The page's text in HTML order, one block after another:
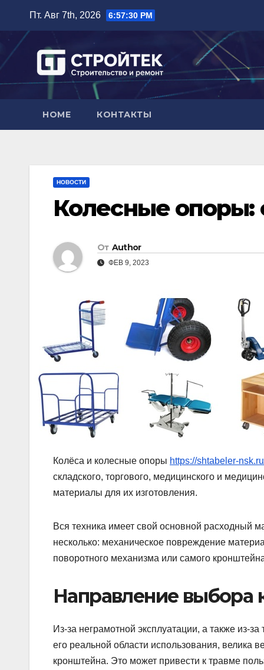
содержимому
Пт. Авг 7th, 2026 6:57:31 PM
HOME КОНТАКТЫ
НОВОСТИ
Колесные опоры:
От Author
ФЕВ 9, 2023
Колёса и колесные опоры https://shtabeler-
складского, торгового, медицинского и
материалы для их изготовления.
Вся техника имеет свой основной расходный
несколько: механическое повреждение
поворотного механизма или самого
Направление выбора
Из-за неграмотной эксплуатации, а также из-за
его реальной области использования, велика
кронштейна. Это может привести к травме